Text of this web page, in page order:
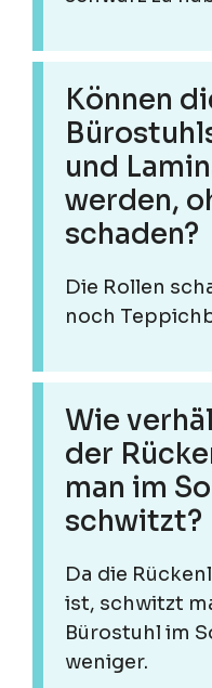
Können
und
werden,
schaden?
Die Rollen
noch
Wie
der
man im
schwitzt?
Da die
ist, schwitzt
Bürostuhl im
weniger.